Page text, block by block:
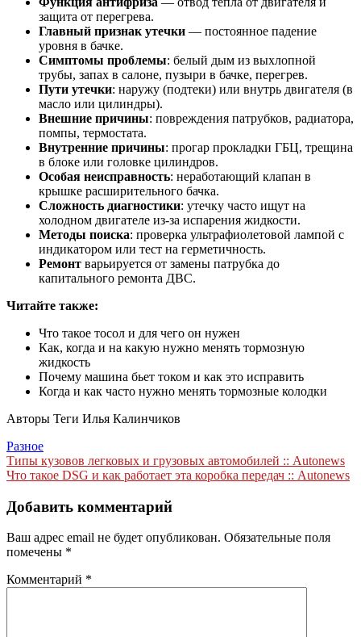
защита от перегрева.
Главный признак утечки — постоянное падение
уровня в бачке.
Симптомы проблемы: белый дым из выхлопной
трубы, запах в салоне, пузыри в бачке, перегрев.
Пути утечки: наружу (подтеки) или внутрь двигателя (в
масло или цилиндры).
Внешние причины: повреждения патрубков, радиатора,
помпы, термостата.
Внутренние причины: прогар прокладки ГБЦ, трещина
в блоке или головке цилиндров.
Особая неисправность: неработающий клапан в
крышке расширительного бачка.
Сложность диагностики: утечку часто ищут на
холодном двигателе из-за испарения жидкости.
Методы поиска: проверка ультрафиолетовой лампой с
индикатором или тест на герметичность.
Ремонт варьируется от замены патрубка до
капитального ремонта ДВС.
Читайте также:
Что такое тосол и для чего он нужен
Как, когда и на какую нужно менять тормозную
жидкость
Почему машина бьет током и как это исправить
Когда и как часто нужно менять тормозные колодки
Авторы Теги Илья Калинчиков
Разное
Навигация
по
записям
Типы кузовов легковых и грузовых автомобилей :: Autonews
Что такое DSG и как работает эта коробка передач :: Autonews
Добавить комментарий
Ваш адрес email не будет опубликован. Обязательные поля
помечены *
Комментарий *